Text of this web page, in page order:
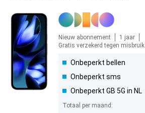
Nieuw abonnement
1 jaar
Gratis verzekerd tegen misbruik
Onbeperkt bellen
Onbeperkt sms
Onbeperkt GB 5G in NL
Totaal per maand: